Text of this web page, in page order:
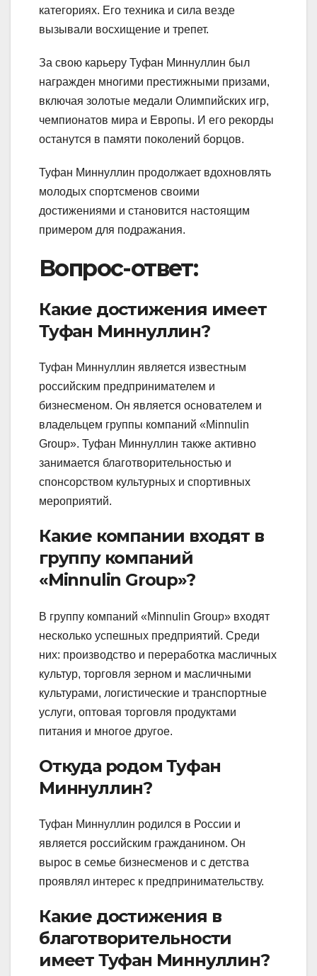
категориях. Его техника и сила везде
вызывали восхищение и трепет.
За свою карьеру Туфан Миннуллин был
награжден многими престижными призами,
включая золотые медали Олимпийских игр,
чемпионатов мира и Европы. И его рекорды
останутся в памяти поколений борцов.
Туфан Миннуллин продолжает вдохновлять
молодых спортсменов своими
достижениями и становится настоящим
примером для подражания.
Вопрос-ответ:
Какие достижения имеет
Туфан Миннуллин?
Туфан Миннуллин является известным
российским предпринимателем и
бизнесменом. Он является основателем и
владельцем группы компаний «Minnulin
Group». Туфан Миннуллин также активно
занимается благотворительностью и
спонсорством культурных и спортивных
мероприятий.
Какие компании входят в
группу компаний
«Minnulin Group»?
В группу компаний «Minnulin Group» входят
несколько успешных предприятий. Среди
них: производство и переработка масличных
культур, торговля зерном и масличными
культурами, логистические и транспортные
услуги, оптовая торговля продуктами
питания и многое другое.
Откуда родом Туфан
Миннуллин?
Туфан Миннуллин родился в России и
является российским гражданином. Он
вырос в семье бизнесменов и с детства
проявлял интерес к предпринимательству.
Какие достижения в
благотворительности
имеет Туфан Миннуллин?